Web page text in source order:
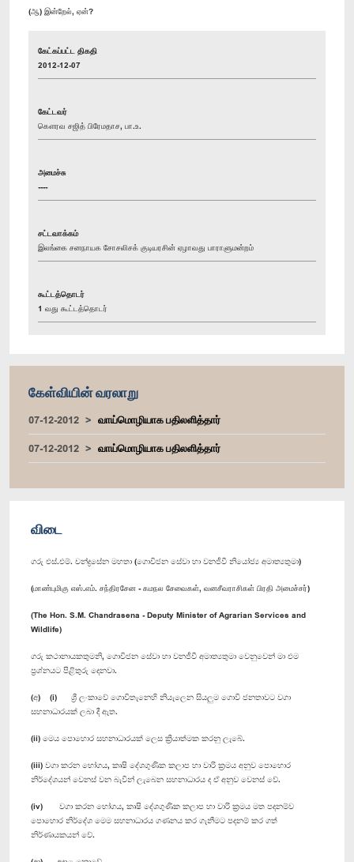
(ஆ) இன்றேல், ஏன்?
கேட்கப்பட்ட திகதி
2012-12-07
கேட்டவர்
கௌரவ சஜித் பிரேமதாச, பா.உ.
அமைச்சு
----
சட்டவாக்கம்
இலங்கை சனநாயக சோசலிசக் குடியரசின் ஏழாவது பாராளுமன்றம்
கூட்டத்தொடர்
1 வது கூட்டத்தொடர்
கேள்வியின் வரலாறு
07-12-2012
வாய்மொழியாக பதிலளித்தார்
07-12-2012
வாய்மொழியாக பதிலளித்தார்
விடை
ගරු එස්.එම්. චන්ද්‍රසේන මහතා (ගොවිජන සේවා හා වනජීවී නියෝජ්‍ය අමාත්‍යතුමා)
(மாண்புமிகு எஸ்.எம். சந்திரசேன - கமநல சேவைகள், வனசீவராசிகள் பிரதி அமைச்சர்)
(The Hon. S.M. Chandrasena - Deputy Minister of Agrarian Services and
Wildlife)
ගරු කථානායකතුමනි, ගොවිජන සේවා හා වනජීවී අමාත්‍යතුමා වෙනුවෙන් මා එම
ප්‍රශ්නයට පිළිතුරු දෙනවා.
(අ) (i) ශ්‍රී ලංකාවේ ගොවිතැනෙහි නියැලෙන සියලුම ගොවි ජනතාවට වගා
සහනාධාරයක් ලබා දී ඇත.
(ii) මෙය පොහොර සහනාධාරයක් ලෙස ක්‍රියාත්මක කරනු ලැබේ.
(iii) වගා කරන භෝගය, කෘෂි දේශගුණික කලාප හා වාරි ක්‍රමය අනුව ‍පොහොර
නිර්දේශයන් වෙනස් වන බැවින් ලැබෙන සහනාධාරය ද ඒ අනුව වෙනස් වේ.
(iv) වගා කරන භෝගය, කෘෂි දේශගුණික කලාප හා වාරි ක්‍රමය මත පදනම්ව
පොහොර නිර්දේශ මෙම සහනාධාරය ගණනය කර ගැනීමට පදනම් කර ගත්
නිර්ණායකයන් වේ.